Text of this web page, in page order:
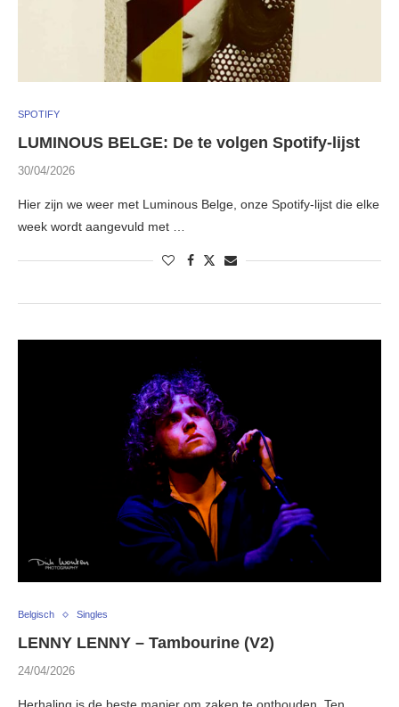
SPOTIFY
LUMINOUS BELGE: De te volgen Spotify-lijst
30/04/2026
Hier zijn we weer met Luminous Belge, onze Spotify-lijst die elke
week wordt aangevuld met …
Belgisch Singles
LENNY LENNY – Tambourine (V2)
24/04/2026